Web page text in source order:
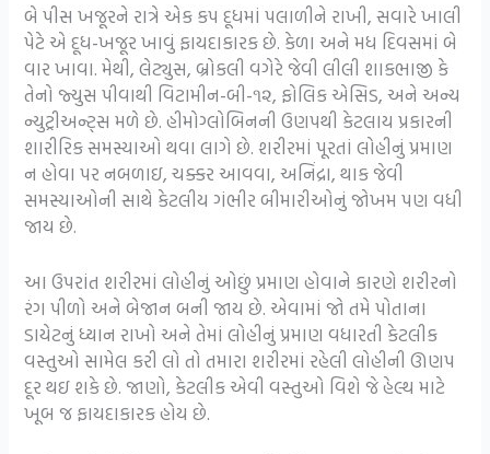
બે પીસ ખજૂરને રાત્રે એક કપ દૂધમાં પલાળીને રાખી, સવારે ખાલી
પેટે એ દૂધ-ખજૂર ખાવું ફાયદાકારક છે. કેળા અને મધ દિવસમાં બે
વાર ખાવા. મેથી, લેટ્યુસ, બ્રોકલી વગેરે જેવી લીલી શાકભાજી કે
તેનો જ્યુસ પીવાથી વિટામીન-બી-૧૨, ફોલિક એસિડ, અને અન્ય
ન્યુટ્રીઅન્ટ્સ મળે છે. હીમોગ્લોબિનની ઉણપથી કેટલાય પ્રકારની
શારીરિક સમસ્યાઓ થવા લાગે છે. શરીરમાં પૂરતાં લોહીનું પ્રમાણ
ન હોવા પર નબળાઇ, ચક્કર આવવા, અનિંદ્રા, થાક જેવી
સમસ્યાઓની સાથે કેટલીય ગંભીર બીમારીઓનું જોખમ પણ વધી
જાય છે.
આ ઉપરાંત શરીરમાં લોહીનું ઓછું પ્રમાણ હોવાને કારણે શરીરનો
રંગ પીળો અને બેજાન બની જાય છે. એવામાં જો તમે પોતાના
ડાયેટનું ધ્યાન રાખો અને તેમાં લોહીનું પ્રમાણ વધારતી કેટલીક
વસ્તુઓ સામેલ કરી લો તો તમારા શરીરમાં રહેલી લોહીની ઊણપ
દૂર થઇ શકે છે. જાણો, કેટલીક એવી વસ્તુઓ વિશે જે હેલ્થ માટે
ખૂબ જ ફાયદાકારક હોય છે.